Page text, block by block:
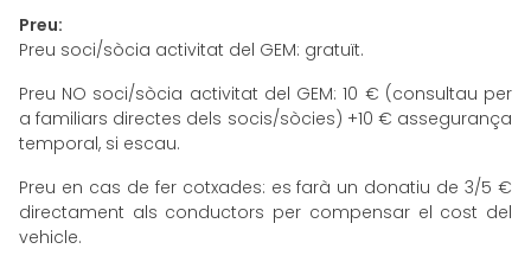
Preu:
Preu soci/sòcia activitat del GEM: gratuït.
Preu NO soci/sòcia activitat del GEM: 10 € (consultau per
a familiars directes dels socis/sòcies) +10 € assegurança
temporal, si escau.
Preu en cas de fer cotxades: es farà un donatiu de 3/5 €
directament als conductors per compensar el cost del
vehicle.